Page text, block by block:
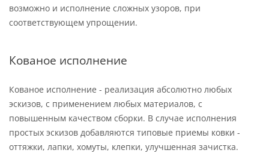
возможно и исполнение сложных узоров, при
соответствующем упрощении.
Кованое исполнение
Кованое исполнение - реализация абсолютно любых
эскизов, с применением любых материалов, с
повышенным качеством сборки. В случае исполнения
простых эскизов добавляются типовые приемы ковки -
оттяжки, лапки, хомуты, клепки, улучшенная зачистка.